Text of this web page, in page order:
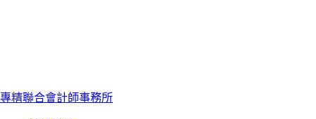
專精聯合會計師事務所